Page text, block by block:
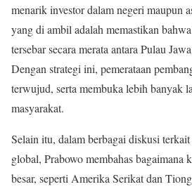
menarik investor dalam negeri maupun
yang di ambil adalah memastikan
tersebar secara merata antara Pulau
Dengan strategi ini, pemerataan
terwujud, serta membuka lebih banyak
masyarakat.
Selain itu, dalam berbagai diskusi
global, Prabowo membahas bagaimana
besar, seperti Amerika Serikat dan